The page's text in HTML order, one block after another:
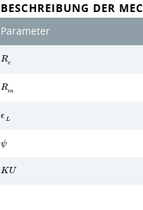
BESCHREIBUNG DER
Parameter
Re
Rm
ϵ L
ψ
KU